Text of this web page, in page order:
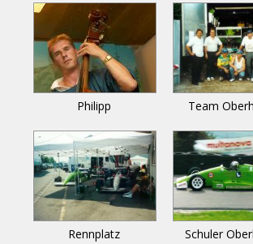
Philipp Team
Rennplatz Schuler